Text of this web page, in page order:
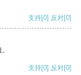
支持[0] 反对[0]
支持[0] 反对[0]